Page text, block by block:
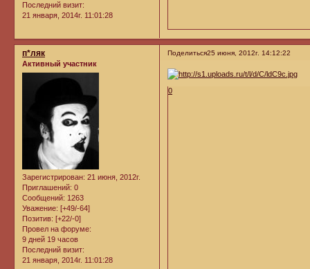
Последний визит:
21 января, 2014г. 11:01:28
Поделиться25 июня, 2012г. 14:12:22
п*ляк
Активный участник
Зарегистрирован: 21 июня, 2012г.
Приглашений: 0
Сообщений: 1263
Уважение: [+49/-64]
Позитив: [+22/-0]
Провел на форуме:
9 дней 19 часов
Последний визит:
21 января, 2014г. 11:01:28
0